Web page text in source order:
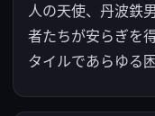
人の天使、丹波鉄
者たちが安らぎを
タイルであらゆる